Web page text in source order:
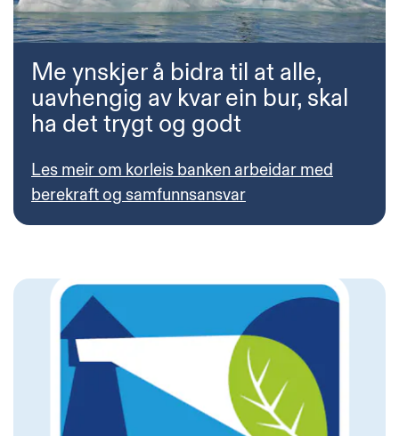
Me ynskjer å bidra til at alle,
uavhengig av kvar ein bur, skal
ha det trygt og godt
Les meir om korleis banken arbeidar med
berekraft og samfunnsansvar